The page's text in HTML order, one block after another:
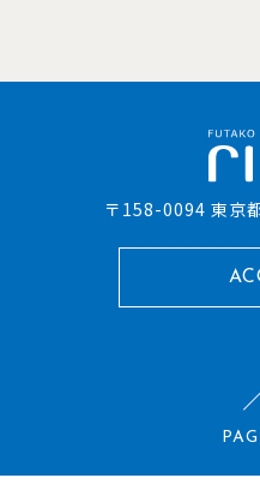
〒158-0094 東京